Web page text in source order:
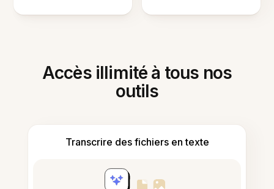
Accès illimité à tous nos
outils
Transcrire des fichiers en texte